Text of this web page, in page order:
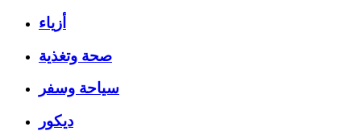
أزياء
صحة وتغذية
سياحة وسفر
ديكور